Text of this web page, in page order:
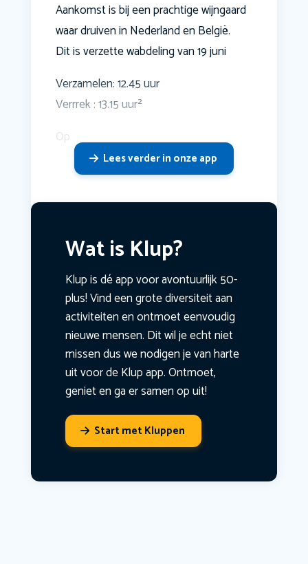
Aankomst is bij een prachtige wijngaard
waar druiven in Nederland en België.
Dit is verzette wabdeling van 19 juni
Verzamelen: 12.45 uur
Verrrek : 13.15 uur²
Op
Lees verder in onze app
Wat is Klup?
Klup is dé app voor avontuurlijk 50-
plus! Vind een grote diversiteit aan
activiteiten en ontmoet eenvoudig
nieuwe mensen. Dit wil je echt niet
missen dus we nodigen je van harte
uit voor de Klup app. Ontmoet,
geniet en ga er samen op uit!
Start met Kluppen